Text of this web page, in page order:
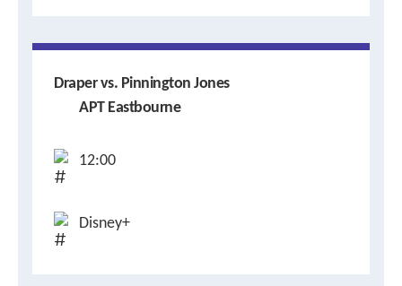
Draper vs. Pinnington Jones
APT Eastbourne
12:00
Disney+